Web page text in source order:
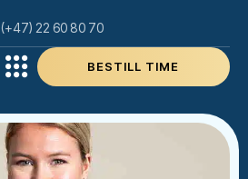
(+47) 22 60 80 70
BESTILL TIME